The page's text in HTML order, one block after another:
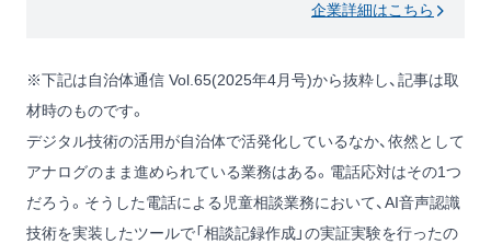
企業詳細はこちら
※下記は自治体通信 Vol.65(2025年4月号)から抜粋し、記事は取
材時のものです。
デジタル技術の活用が自治体で活発化しているなか、依然として
アナログのまま進められている業務はある。電話応対はその1つ
だろう。そうした電話による児童相談業務において、AI音声認識
技術を実装したツールで「相談記録作成」の実証実験を行ったの